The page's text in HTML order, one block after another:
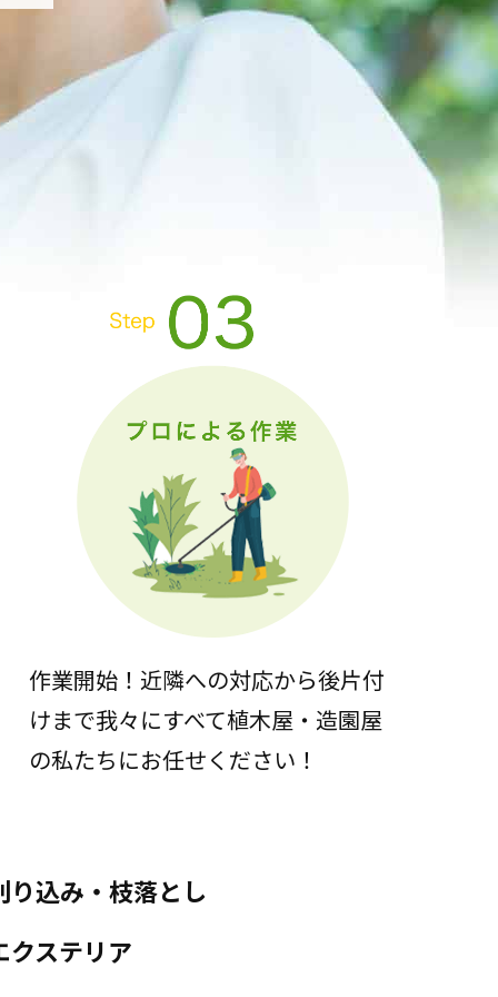
作業開始！近隣への対応から後片付
けまで我々にすべて植木屋・造園屋
の私たちにお任せください！
り込み・枝落とし
クステリア